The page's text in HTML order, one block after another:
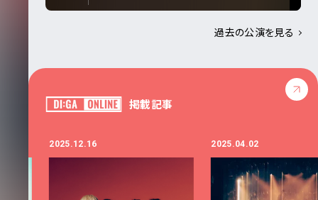
過去の公演を見る
掲載記事
2025.12.16 2025.04.02